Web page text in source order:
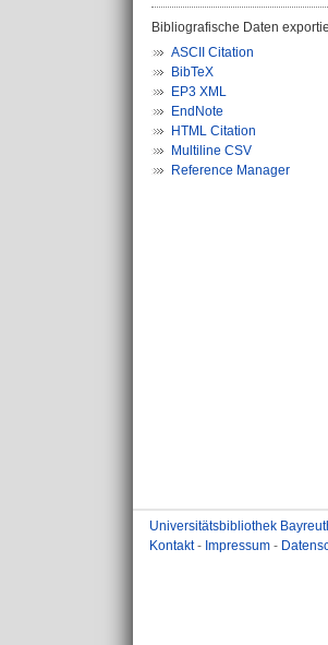
Bibliografische Daten
ASCII Citation
BibTeX
EP3 XML
EndNote
HTML Citation
Multiline CSV
Reference Manager
Universitätsbibliothek
Kontakt- Impressum -